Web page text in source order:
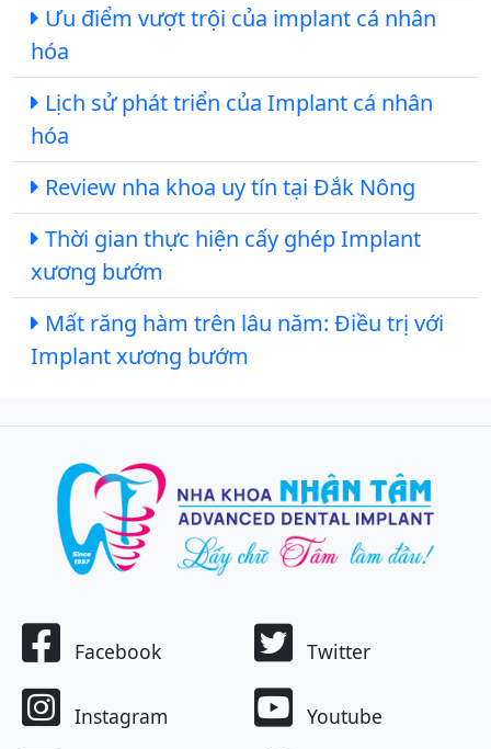
Ưu điểm vượt trội của implant cá nhân
hóa
Lịch sử phát triển của Implant cá nhân
hóa
Review nha khoa uy tín tại Đắk Nông
Thời gian thực hiện cấy ghép Implant
xương bướm
Mất răng hàm trên lâu năm: Điều trị với
Implant xương bướm
Facebook Twitter
Instagram Youtube